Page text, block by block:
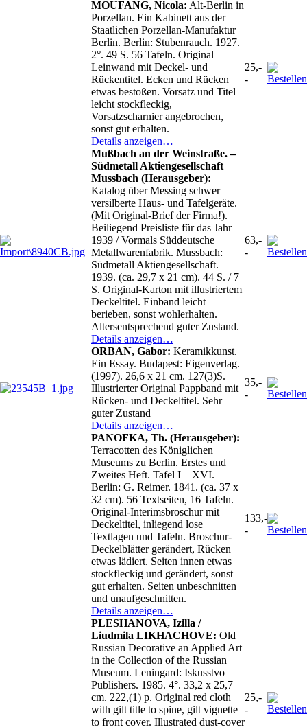
MOUFANG, Nicola: Alt-Berlin in
Porzellan. Ein Kabinett aus der
Staatlichen Porzellan-Manufaktur
Berlin. Berlin: Stubenrauch. 1927.
2°. 49 S. 56 Tafeln. Original
Leinwand mit Deckel- und
Rückentitel. Ecken und Rücken
etwas bestoßen. Vorsatz und Titel
leicht stockfleckig,
Vorsatzscharnier angebrochen,
sonst gut erhalten.
Details anzeigen…
25,-
-
Mußbach an der Weinstraße. –
Südmetall Aktiengesellschaft
Mussbach (Herausgeber):
Katalog über Messing schwer
versilberte Haus- und Tafelgeräte.
(Mit Original-Brief der Firma!).
Beiliegend Preisliste für das Jahr
1939 / Vormals Süddeutsche
Metallwarenfabrik. Mussbach:
Südmetall Aktiengesellschaft.
1939. (ca. 29,7 x 21 cm). 44 S. / 7
S. Original-Karton mit illustriertem
Deckeltitel. Einband leicht
berieben, sonst wohlerhalten.
Altersentsprechend guter Zustand.
Details anzeigen…
63,-
-
ORBAN, Gabor: Keramikkunst.
Ein Essay. Budapest: Eigenverlag.
(1997). 26,6 x 21 cm. 127(3)S.
Illustrierter Original Pappband mit
Rücken- und Deckeltitel. Sehr
guter Zustand
Details anzeigen…
35,-
-
PANOFKA, Th. (Herausgeber):
Terracotten des Königlichen
Museums zu Berlin. Erstes und
Zweites Heft. Tafel I – XVI.
Berlin: G. Reimer. 1841. (ca. 37 x
32 cm). 56 Textseiten, 16 Tafeln.
Original-Interimsbroschur mit
Deckeltitel, inliegend lose
Textlagen und Tafeln. Broschur-
Deckelblätter gerändert, Rücken
etwas lädiert. Seiten innen etwas
stockfleckig und gerändert, sonst
gut erhalten. Seiten unbeschnitten
und unaufgeschnitten.
Details anzeigen…
133,-
-
PLESHANOVA, Izilla /
Liudmila LIKHACHOVE: Old
Russian Decorative an Applied Art
in the Collection of the Russian
Museum. Leningard: Iskusstvo
Publishers. 1985. 4°. 33,2 x 25,7
cm. 222,(1) p. Original red cloth
with gilt title to spine, gilt vignette
to front cover. Illustrated dust-cover
25,-
-